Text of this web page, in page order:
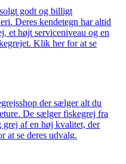
godt og billigt
Deres kendetegn har altid
et højt serviceniveau og en
Klik her for at se
der sælger alt du
De sælger fiskegrej fra
af en høj kvalitet, der
at se deres udvalg.